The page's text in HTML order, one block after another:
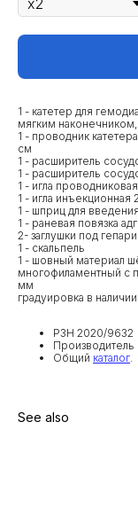
1 - катетер для
мягким
1 - проводник
см
1 - расширитель
1 - расширитель
1 - игла
1 - игла инъекционная
1 - шприц для
1 - раневая повязка
2- заглушки под
1 - скальпель
1 - шовный материал
многофиламентный с
мм
градуировка в наличии
РЗН 2020/9632
Общий каталог.
See also